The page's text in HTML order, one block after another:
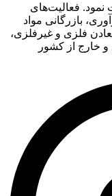
آغاز به فعالیت‌ نمود. فعالیت‌های
بازرگانی مواد
فلزی و غیرفلزی،
خارج از کشور